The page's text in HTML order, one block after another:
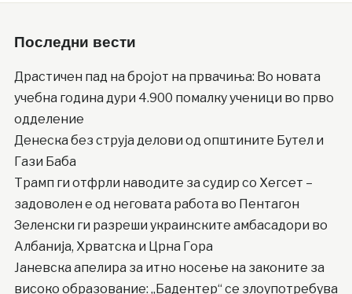
Последни вести
Драстичен пад на бројот на првачиња: Во новата
учебна година дури 4.900 помалку ученици во прво
одделение
Денеска без струја делови од општините Бутел и
Гази Баба
Трамп ги отфрли наводите за судир со Хегсет –
задоволен е од неговата работа во Пентагон
Зеленски ги разреши украинските амбасадори во
Албанија, Хрватска и Црна Гора
Јаневска апелира за итно носење на законите за
високо образование: „Бадентер“ се злоупотребува